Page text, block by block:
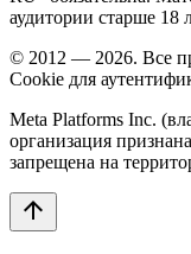
аудитории старше 18
© 2012 — 2026. Все
Cookie для
Meta Platforms Inc.
организация
запрещена на
arrow_upward